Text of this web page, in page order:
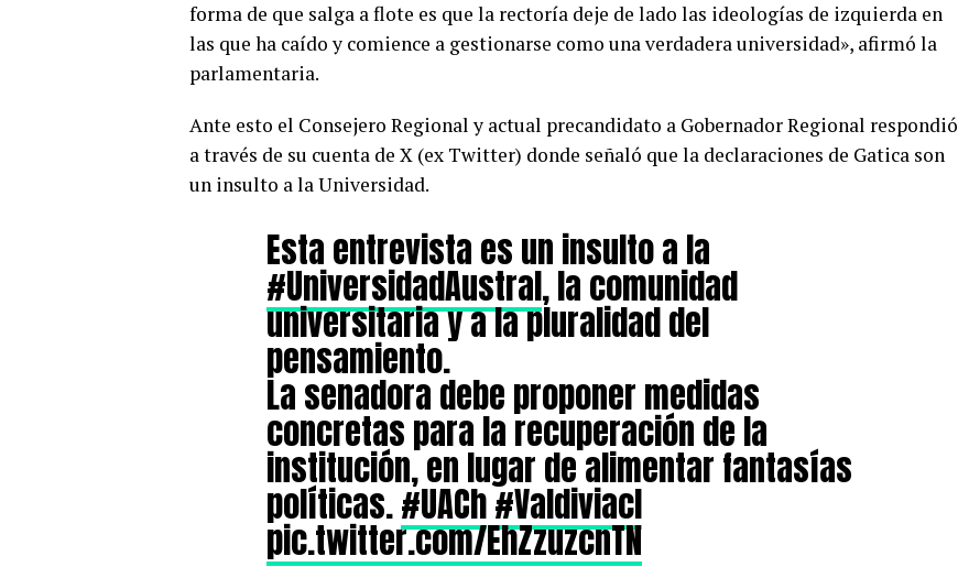
forma de que salga a flote es que la rectoría deje de lado las ideologías de izquierda en
las que ha caído y comience a gestionarse como una verdadera universidad», afirmó la
parlamentaria.
Ante esto el Consejero Regional y actual precandidato a Gobernador Regional respondió
a través de su cuenta de X (ex Twitter) donde señaló que la declaraciones de Gatica son
un insulto a la Universidad.
Esta entrevista es un insulto a la
#UniversidadAustral, la comunidad
universitaria y a la pluralidad del
pensamiento.
La senadora debe proponer medidas
concretas para la recuperación de la
institución, en lugar de alimentar fantasías
políticas.#UACh#Valdiviacl
pic.twitter.com/EhZzuzcnTN